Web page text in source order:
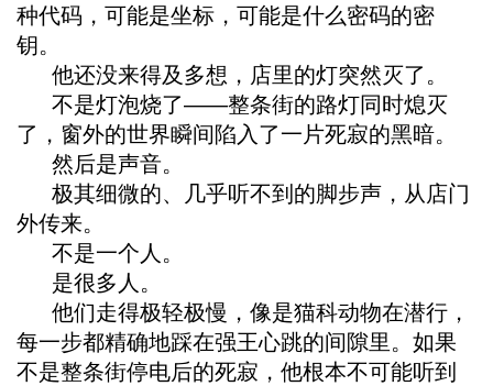
种代码，可能是坐标，可能是什么密码的密
钥。
他还没来得及多想，店里的灯突然灭了。
不是灯泡烧了——整条街的路灯同时熄灭
了，窗外的世界瞬间陷入了一片死寂的黑暗。
然后是声音。
极其细微的、几乎听不到的脚步声，从店门
外传来。
不是一个人。
是很多人。
他们走得极轻极慢，像是猫科动物在潜行，
每一步都精确地踩在强王心跳的间隙里。如果
不是整条街停电后的死寂，他根本不可能听到